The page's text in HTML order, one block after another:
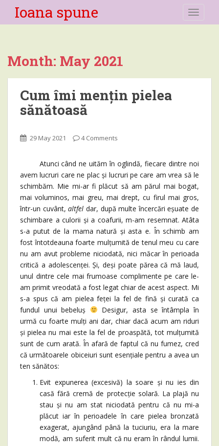
Ioana spune
Month: May 2021
Cum îmi mențin pielea
sănătoasă
29 May 2021 4 Comments
Atunci când ne uităm în oglindă, fiecare dintre noi
avem lucruri care ne plac și lucruri pe care am vrea să le
schimbăm. Mie mi-ar fi plăcut să am părul mai bogat,
mai voluminos, mai greu, mai drept, cu firul mai gros,
într-un cuvânt,altfel dar, după multe încercări eșuate de
schimbare a culorii și a coafurii, m-am resemnat. Atâta
s-a putut de la mama natură și asta e. În schimb am
fost întotdeauna foarte mulțumită de tenul meu cu care
nu am avut probleme niciodată, nici măcar în perioada
critică a adolescenței. Și, deși poate părea că mă laud,
unul dintre cele mai frumoase complimente pe care le-
am primit vreodată a fost legat chiar de acest aspect. Mi
s-a spus că am pielea feței la fel de fină și curată ca
fundul unui bebeluș
Desigur, asta se întâmpla în
urmă cu foarte mulți ani dar, chiar dacă acum am riduri
și pielea nu mai este la fel de proaspătă, tot mulțumită
sunt de cum arată. În afară de faptul că nu fumez, cred
că următoarele obiceiuri sunt esențiale pentru a avea un
ten sănătos:
Evit expunerea (excesivă) la soare și nu ies din
casă fără cremă de protecție solară. La plajă nu
stau și nu am stat niciodată pentru că nu mi-a
plăcut iar în perioadele în care pielea bronzată
exagerat, ajungând până la tuciuriu, era la mare
modă, am suferit mult că nu eram în rândul lumii.